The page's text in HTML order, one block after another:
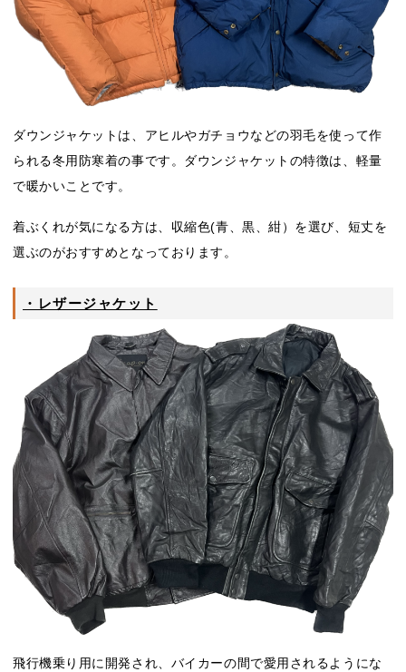
ダウンジャケットは、アヒルやガチョウなどの羽毛を使って作
られる冬用防寒着の事です。ダウンジャケットの特徴は、軽量
で暖かいことです。
着ぶくれが気になる方は、収縮色(青、黒、紺）を選び、短丈を
選ぶのがおすすめとなっております。
・レザージャケット
飛行機乗り用に開発され、バイカーの間で愛用されるようにな